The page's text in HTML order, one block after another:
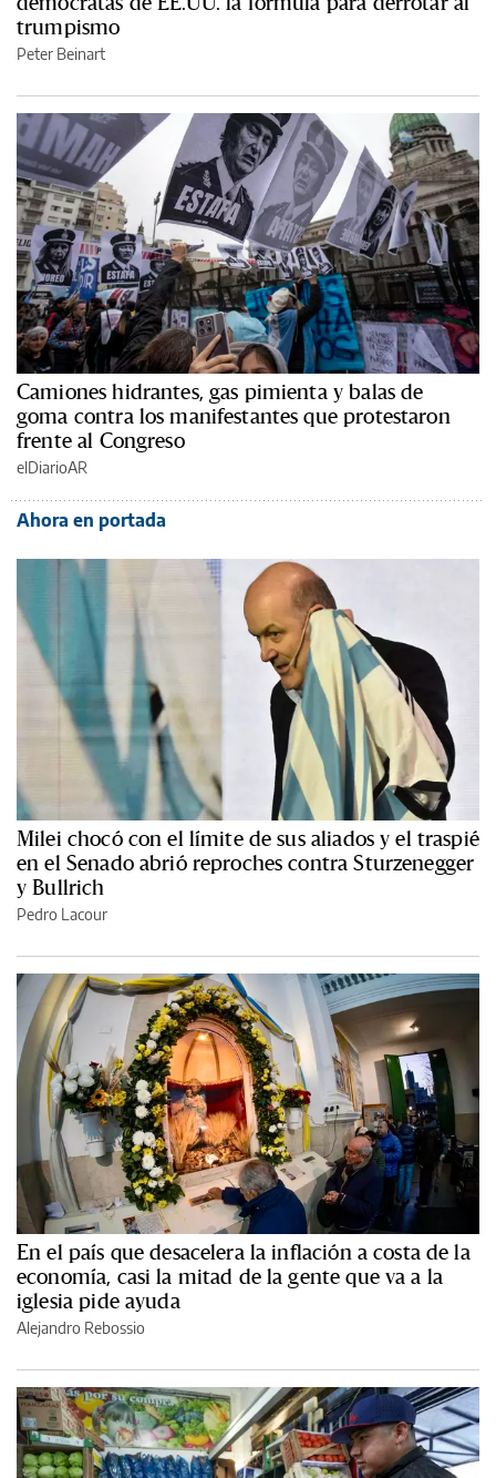
trumpismo
Peter Beinart
Camiones hidrantes, gas pimienta y balas de
goma contra los manifestantes que protestaron
frente al Congreso
elDiarioAR
Ahora en portada
Milei chocó con el límite de sus aliados y el traspié
en el Senado abrió reproches contra Sturzenegger
y Bullrich
Pedro Lacour
En el país que desacelera la inflación a costa de la
economía, casi la mitad de la gente que va a la
iglesia pide ayuda
Alejandro Rebossio